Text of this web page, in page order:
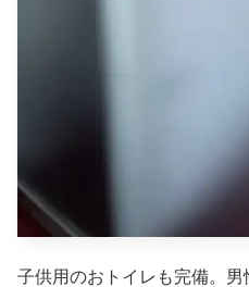
子供用のおトイレも完備。